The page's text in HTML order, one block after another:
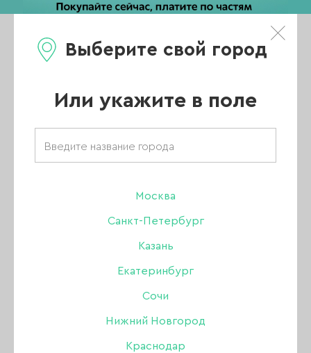
Выберите свой город
Или укажите в поле
Москва
Санкт-Петербург
Казань
Екатеринбург
Сочи
Нижний Новгород
Краснодар
Каталог
Главная/
Каталог/
Amokey гели/